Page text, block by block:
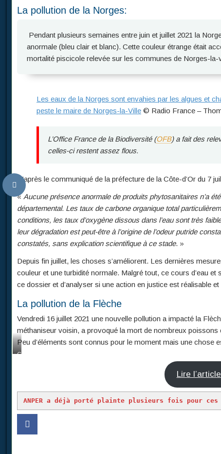
La pollution de la Norges:
Pendant plusieurs semaines entre juin et juillet 2021 la
anormale (bleu clair et blanc). Cette couleur étrange était
mortalité piscicole relevée sur les communes de Norges-la-
Les eaux de la Norges sont envahies par les algues et
peste le maire de Norges-la-Ville © Radio France –
L’Office France de la Biodiversité (OFB)a fait des
celles-ci restent assez flous.
D’après le communiqué de la préfecture de la Côte-d’Or du 7
«Aucune présence anormale de produits phytosanitaires n’a
départemental. Les taux de carbone organique total
conditions, les taux d’oxygène dissous dans l’eau sont très
leur dégradation est peut-être à l’origine de l’odeur putride
constatés, sans explication scientifique à ce stade. »
Depuis fin juillet, les choses s’améliorent. Les dernières
couleur et une turbidité normale. Malgré tout, ce cours d’eau
ce dossier et d’analyser si une action en justice est réalisable
La pollution de la Flèche
Vendredi 16 juillet 2021 une nouvelle pollution a impacté la
méthaniseur voisin, a provoqué la mort de nombreux poissons
Peu d’éléments sont connus pour le moment mais une chose
C
i
p
Lire
ANPER a déjà porté plainte plusieurs fois pour